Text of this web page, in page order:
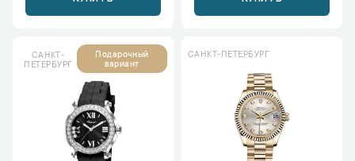
САНКТ-
ПЕТЕРБУРГ
Подарочный
вариант
САНКТ-ПЕТЕРБУРГ